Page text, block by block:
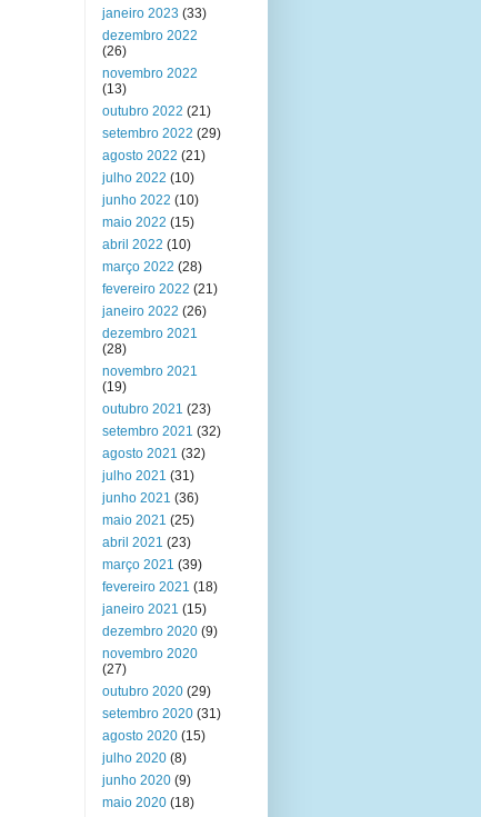
janeiro 2023 (33)
dezembro 2022
(26)
novembro 2022
(13)
outubro 2022 (21)
setembro 2022 (29)
agosto 2022 (21)
julho 2022 (10)
junho 2022 (10)
maio 2022 (15)
abril 2022 (10)
março 2022 (28)
fevereiro 2022 (21)
janeiro 2022 (26)
dezembro 2021
(28)
novembro 2021
(19)
outubro 2021 (23)
setembro 2021 (32)
agosto 2021 (32)
julho 2021 (31)
junho 2021 (36)
maio 2021 (25)
abril 2021 (23)
março 2021 (39)
fevereiro 2021 (18)
janeiro 2021 (15)
dezembro 2020 (9)
novembro 2020
(27)
outubro 2020 (29)
setembro 2020 (31)
agosto 2020 (15)
julho 2020 (8)
junho 2020 (9)
maio 2020 (18)